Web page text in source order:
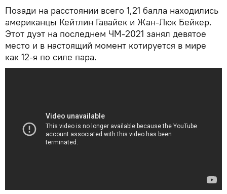
Позади на расстоянии всего 1,21 балла находились
американцы Кейтлин Гавайек и Жан-Люк Бейкер.
Этот дуэт на последнем ЧМ-2021 занял девятое
место и в настоящий момент котируется в мире
как 12-я по силе пара.